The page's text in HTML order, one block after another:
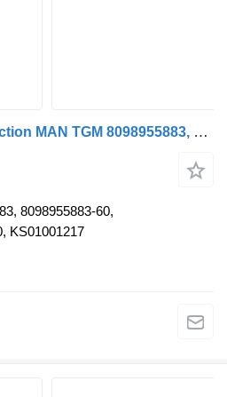
Bosch Colonne de direction MAN TGM 8098955883, KS00001250 4047025455664 pour camion MAN TGM
8098955883-60,
KS01001217